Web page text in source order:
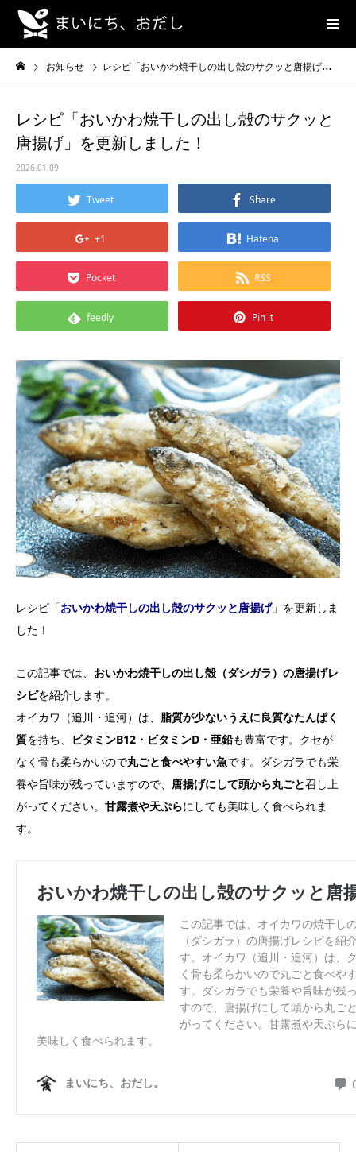
お知らせ レシピ「おいかわ焼干しの出し殻のサクッと唐揚げ」を更新しました！
レシピ「おいかわ焼干しの出し殻のサクッと
唐揚げ」を更新しました！
2026.01.09
Tweet Share
+1 Hatena
Pocket RSS
feedly Pin it
レシピ「おいかわ焼干しの出し殻のサクッと唐揚げ」を更新しま
した！
この記事では、 おいかわ焼干しの出し殻（ダシガラ）の唐揚げレ
シピを紹介します。
オイカワ（追川・追河）は、 脂質が少ないうえに良質なたんぱく
質を持ち、 ビタミンB12・ビタミンD・亜鉛も豊富です。クセが
なく骨も柔らかいので丸ごと食べやすい魚です。ダシガラでも栄
養や旨味が残っていますので、 唐揚げにして頭から丸ごと召し上
がってください。 甘露煮や天ぷらにしても美味しく食べられま
す。